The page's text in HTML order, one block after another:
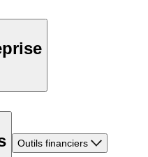
Outils financiers